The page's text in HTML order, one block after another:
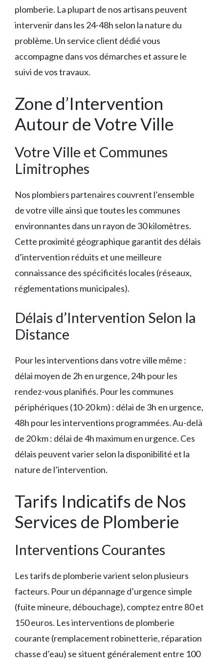
plomberie. La plupart de nos artisans peuvent
intervenir dans les 24-48h selon la nature du
problème. Un service client dédié vous
accompagne dans vos démarches et assure le
suivi de vos travaux.
Zone d’Intervention
Autour de Votre Ville
Votre Ville et Communes
Limitrophes
Nos plombiers partenaires couvrent l’ensemble
de votre ville ainsi que toutes les communes
environnantes dans un rayon de 30 kilomètres.
Cette proximité géographique garantit des délais
d’intervention réduits et une meilleure
connaissance des spécificités locales (réseaux,
réglementations municipales).
Délais d’Intervention Selon la
Distance
Pour les interventions dans votre ville même :
délai moyen de 2h en urgence, 24h pour les
rendez-vous planifiés. Pour les communes
périphériques (10-20 km) : délai de 3h en urgence,
48h pour les interventions programmées. Au-delà
de 20 km : délai de 4h maximum en urgence. Ces
délais peuvent varier selon la disponibilité et la
nature de l’intervention.
Tarifs Indicatifs de Nos
Services de Plomberie
Interventions Courantes
Les tarifs de plomberie varient selon plusieurs
facteurs. Pour un dépannage d’urgence simple
(fuite mineure, débouchage), comptez entre 80 et
150 euros. Les interventions de plomberie
courante (remplacement robinetterie, réparation
chasse d’eau) se situent généralement entre 100